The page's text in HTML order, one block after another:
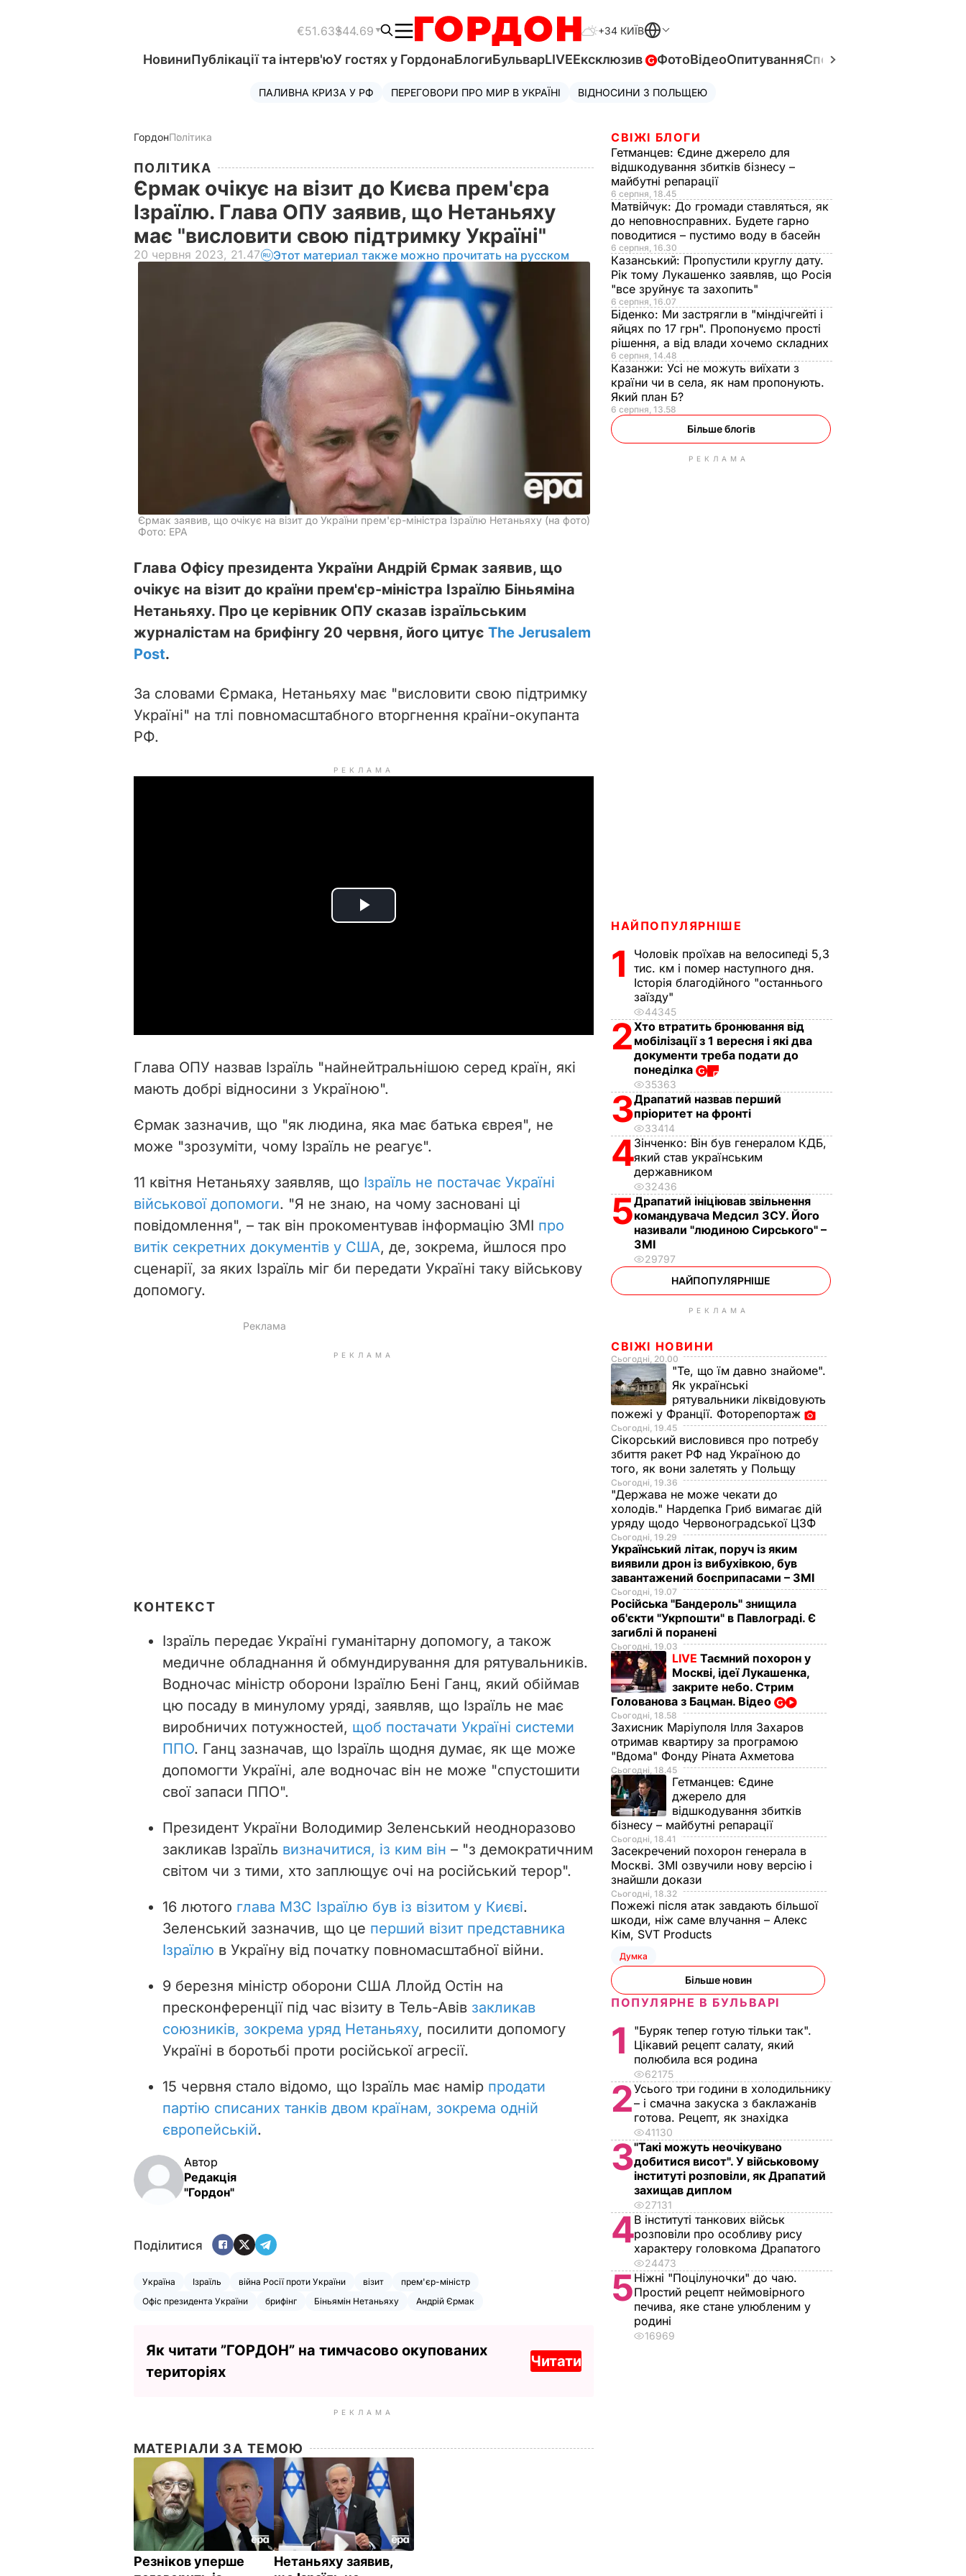
€51.63$44.69 +34 КИЇВ
НовиниПублікації та інтерв'юУ гостях у ГордонаБлогиБульварLIVEЕксклюзив ФотоВідеоОпитуванняСпецпроєкти
ПАЛИВНА КРИЗА У РФ ПЕРЕГОВОРИ ПРО МИР В УКРАЇНІ ВІДНОСИНИ З ПОЛЬЩЕЮ
ГордонПолітика
ПОЛІТИКА
Єрмак очікує на візит до Києва прем'єра
Ізраїлю. Глава ОПУ заявив, що Нетаньяху
має "висловити свою підтримку Україні"
20 червня 2023, 21.47 Этот материал также можно прочитать на русском
Єрмак заявив, що очікує на візит до України прем'єр-міністра Ізраїлю Нетаньяху (на фото)
Фото: EPA
Глава Офісу президента України Андрій Єрмак заявив, що
очікує на візит до країни прем'єр-міністра Ізраїлю Біньяміна
Нетаньяху. Про це керівник ОПУ сказав ізраїльським
журналістам на брифінгу 20 червня, його цитує The Jerusalem
Post.
За словами Єрмака, Нетаньяху має "висловити свою підтримку
Україні" на тлі повномасштабного вторгнення країни-окупанта
РФ.
РЕКЛАМА
P
i
d
e
o
Глава ОПУ назвав Ізраїль "найнейтральнішою серед країн, які
мають добрі відносини з Україною".
Єрмак зазначив, що "як людина, яка має батька єврея", не
може "зрозуміти, чому Ізраїль не реагує".
11 квітня Нетаньяху заявляв, що Ізраїль не постачає Україні
військової допомоги. "Я не знаю, на чому засновані ці
повідомлення", – так він прокоментував інформацію ЗМІ про
витік секретних документів у США, де, зокрема, йшлося про
сценарії, за яких Ізраїль міг би передати Україні таку військову
допомогу.
РЕКЛАМА
КОНТЕКСТ
Ізраїль передає Україні гуманітарну допомогу, а також
медичне обладнання й обмундирування для рятувальників.
Водночас міністр оборони Ізраїлю Бені Ганц, який обіймав
цю посаду в минулому уряді, заявляв, що Ізраїль не має
виробничих потужностей, щоб постачати Україні системи
ППО. Ганц зазначав, що Ізраїль щодня думає, як ще може
допомогти Україні, але водночас він не може "спустошити
свої запаси ППО".
Президент України Володимир Зеленський неодноразово
закликав Ізраїль визначитися, із ким він – "з демократичним
світом чи з тими, хто заплющує очі на російський терор".
16 лютого глава МЗС Ізраїлю був із візитом у Києві.
Зеленський зазначив, що це перший візит представника
Ізраїлю в Україну від початку повномасштабної війни.
9 березня міністр оборони США Ллойд Остін на
пресконференції під час візиту в Тель-Авів закликав
союзників, зокрема уряд Нетаньяху, посилити допомогу
Україні в боротьбі проти російської агресії.
15 червня стало відомо, що Ізраїль має намір продати
партію списаних танків двом країнам, зокрема одній
європейській.
Автор
Редакція
"Гордон"
Поділитися
Україна Ізраїль війна Росії проти України візит
прем'єр-міністр
Офіс президента України
брифінг Біньямін Нетаньяху Андрій Єрмак
Як читати ”ГОРДОН” на тимчасово окупованих
територіях
Читати
РЕКЛАМА
МАТЕРІАЛИ ЗА ТЕМОЮ
Резніков уперше
Нетаньяху заявив,
СВІЖІ БЛОГИ
Гетманцев: Єдине джерело для
відшкодування збитків бізнесу –
майбутні репарації
6 серпня, 18.45
Матвійчук: До громади ставляться, як
до неповносправних. Будете гарно
поводитися – пустимо воду в басейн
6 серпня, 16.30
Казанський: Пропустили круглу дату.
Рік тому Лукашенко заявляв, що Росія
"все зруйнує та захопить"
6 серпня, 16.07
Біденко: Ми застрягли в "міндічгейті і
яйцях по 17 грн". Пропонуємо прості
рішення, а від влади хочемо складних
6 серпня, 14.48
Казанжи: Усі не можуть виїхати з
країни чи в села, як нам пропонують.
Який план Б?
6 серпня, 13.58
Більше блогів
РЕКЛАМА
НАЙПОПУЛЯРНІШЕ
1
Чоловік проїхав на велосипеді 5,3
тис. км і помер наступного дня.
Історія благодійного "останнього
заїзду"
44345
2Хто втратить бронювання від
мобілізації з 1 вересня і які два
документи треба подати до
понеділка
35363
3Драпатий назвав перший
пріоритет на фронті
33414
4Зінченко: Він був генералом КДБ,
який став українським
державником
32436
5Драпатий ініціював звільнення
командувача Медсил ЗСУ. Його
називали "людиною Сирського" –
ЗМІ
29797
НАЙПОПУЛЯРНІШЕ
РЕКЛАМА
СВІЖІ НОВИНИ
Сьогодні, 20.00
"Те, що їм давно знайоме".
Як українські
рятувальники ліквідовують
пожежі у Франції. Фоторепортаж
Сьогодні, 19.45
Сікорський висловився про потребу
збиття ракет РФ над Україною до
того, як вони залетять у Польщу
Сьогодні, 19.36
"Держава не може чекати до
холодів." Нардепка Гриб вимагає дій
уряду щодо Червоноградської ЦЗФ
Сьогодні, 19.29
Український літак, поруч із яким
виявили дрон із вибухівкою, був
завантажений боєприпасами – ЗМІ
Сьогодні, 19.07
Російська "Бандероль" знищила
об'єкти "Укрпошти" в Павлограді. Є
загиблі й поранені
Сьогодні, 19.03
LIVE Таємний похорон у
Москві, ідеї Лукашенка,
закрите небо. Стрим
Голованова з Бацман. Відео
Сьогодні, 18.58
Захисник Маріуполя Ілля Захаров
отримав квартиру за програмою
"Вдома" Фонду Ріната Ахметова
Сьогодні, 18.45
Гетманцев: Єдине
джерело для
відшкодування збитків
бізнесу – майбутні репарації
Сьогодні, 18.41
Засекречений похорон генерала в
Москві. ЗМІ озвучили нову версію і
знайшли докази
Сьогодні, 18.32
Пожежі після атак завдають більшої
шкоди, ніж саме влучання – Алекс
Кім, SVT Products
Думка
Більше новин
ПОПУЛЯРНЕ В БУЛЬВАРІ
1
"Буряк тепер готую тільки так".
Цікавий рецепт салату, який
полюбила вся родина
62175
2Усього три години в холодильнику
– і смачна закуска з баклажанів
готова. Рецепт, як знахідка
41130
3"Такі можуть неочікувано
добитися висот". У військовому
інституті розповіли, як Драпатий
захищав диплом
27131
4В інституті танкових військ
розповіли про особливу рису
характеру головкома Драпатого
24473
5Ніжні "Поцілуночки" до чаю.
Простий рецепт неймовірного
печива, яке стане улюбленим у
родині
16969